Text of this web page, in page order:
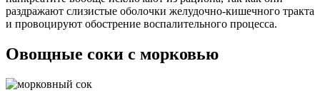
раздражают слизистые оболочки желудочно-кишечного тракта
и провоцируют обострение воспалительного процесса.
Овощные соки с морковью